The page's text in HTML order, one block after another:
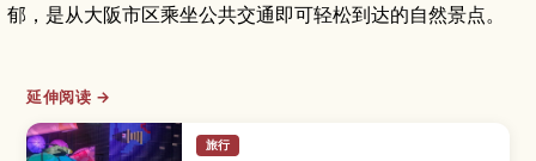
郁，是从大阪市区乘坐公共交通即可轻松到达的自然景点。
延伸阅读 →
旅行